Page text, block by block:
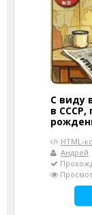
С виду
в
HTML-
Андрей